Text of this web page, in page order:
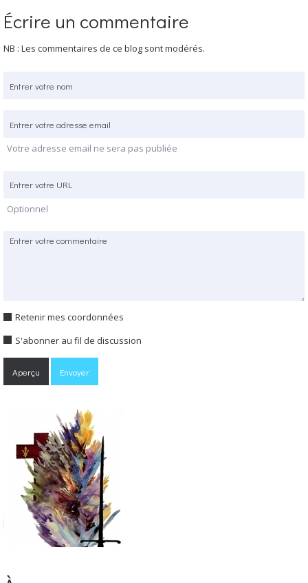
Écrire un commentaire
NB : Les commentaires de ce blog sont modérés.
Votre adresse email ne sera pas publiée
Optionnel
Retenir mes coordonnées
S'abonner au fil de discussion